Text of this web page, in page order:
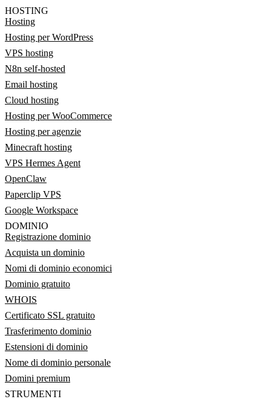
HOSTING
Hosting
Hosting per WordPress
VPS hosting
N8n self-hosted
Email hosting
Cloud hosting
Hosting per WooCommerce
Hosting per agenzie
Minecraft hosting
VPS Hermes Agent
OpenClaw
Paperclip VPS
Google Workspace
DOMINIO
Registrazione dominio
Acquista un dominio
Nomi di dominio economici
Dominio gratuito
WHOIS
Certificato SSL gratuito
Trasferimento dominio
Estensioni di dominio
Nome di dominio personale
Domini premium
STRUMENTI